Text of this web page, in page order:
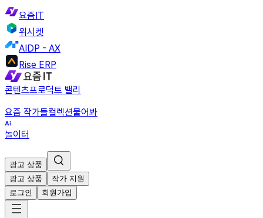
요즘IT
위시켓
AIDP - AX
Rise ERP
콘텐츠프로덕트 밸리
요즘 작가들컬렉션물어봐
놀이터
광고 상품
광고 상품
작가 지원
로그인
회원가입